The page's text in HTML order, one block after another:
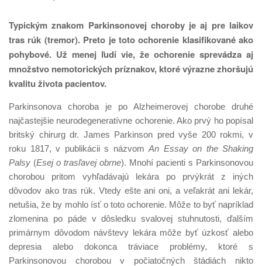
Typickým znakom Parkinsonovej choroby je aj pre laikov
tras rúk (tremor). Preto je toto ochorenie klasifikované ako
pohybové. Už menej ľudí vie, že ochorenie sprevádza aj
množstvo nemotorických príznakov, ktoré výrazne zhoršujú
kvalitu života pacientov.
Parkinsonova choroba je po Alzheimerovej chorobe druhé
najčastejšie neurodegeneratívne ochorenie. Ako prvý ho popísal
britský chirurg dr. James Parkinson pred vyše 200 rokmi, v
roku 1817, v publikácii s názvom An Essay on the Shaking
Palsy (Esej o trasľavej obrne). Mnohí pacienti s Parkinsonovou
chorobou pritom vyhľadávajú lekára po prvýkrát z iných
dôvodov ako tras rúk. Vtedy ešte ani oni, a veľakrát ani lekár,
netušia, že by mohlo ísť o toto ochorenie. Môže to byť napríklad
zlomenina po páde v dôsledku svalovej stuhnutosti, ďalším
primárnym dôvodom návštevy lekára môže byť úzkosť alebo
depresia alebo dokonca tráviace problémy, ktoré s
Parkinsonovou chorobou v počiatočných štádiách nikto